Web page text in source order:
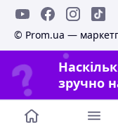
© Prom.ua —
зручно